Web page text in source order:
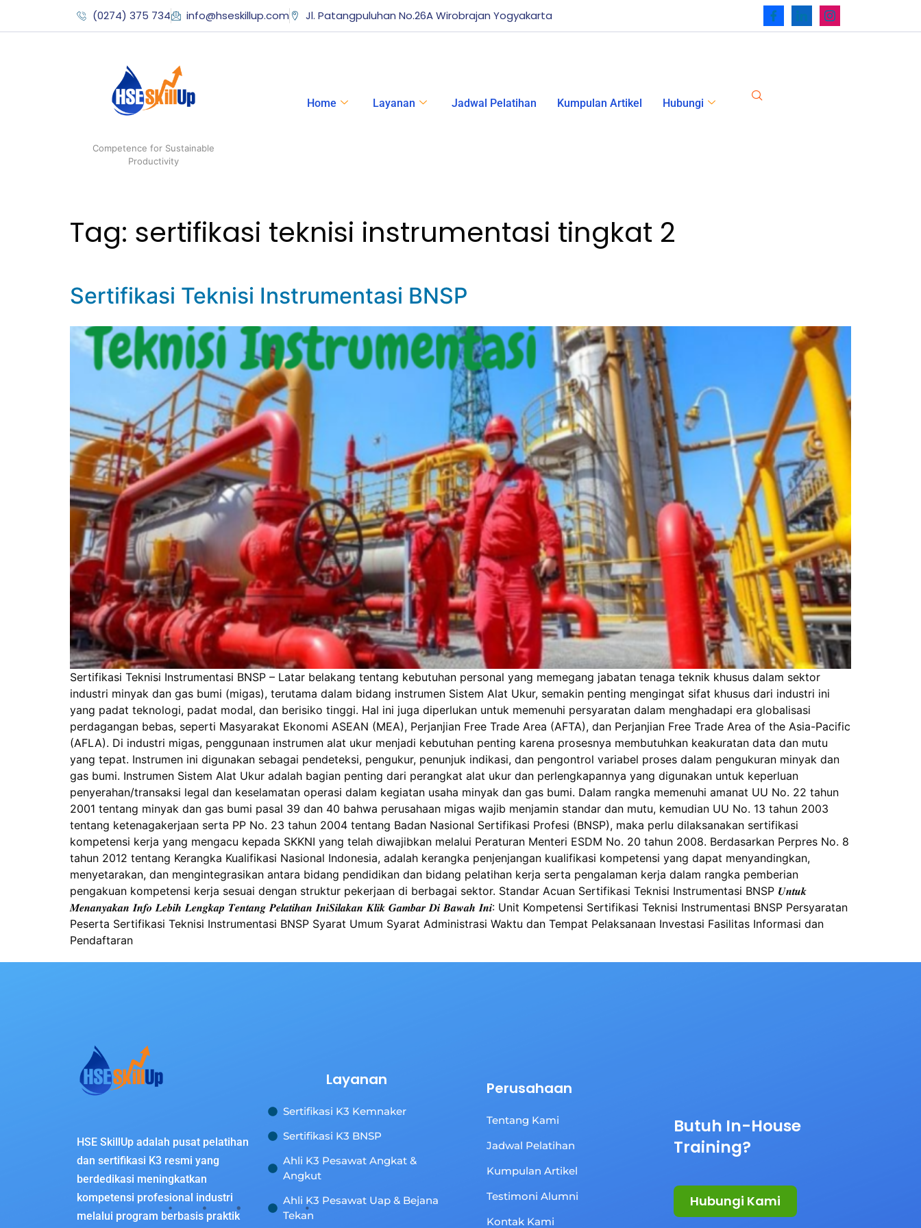
(0274) 375 734 info@hseskillup.com Jl. Patangpuluhan No.26A Wirobrajan Yogyakarta
Competence for Sustainable
Productivity
Home Layanan Jadwal Pelatihan Kumpulan Artikel Hubungi
Tag: sertifikasi teknisi instrumentasi tingkat 2
Sertifikasi Teknisi Instrumentasi BNSP
Sertifikasi Teknisi Instrumentasi BNSP – Latar belakang tentang kebutuhan personal yang memegang jabatan tenaga teknik khusus dalam sektor
industri minyak dan gas bumi (migas), terutama dalam bidang instrumen Sistem Alat Ukur, semakin penting mengingat sifat khusus dari industri ini
yang padat teknologi, padat modal, dan berisiko tinggi. Hal ini juga diperlukan untuk memenuhi persyaratan dalam menghadapi era globalisasi
perdagangan bebas, seperti Masyarakat Ekonomi ASEAN (MEA), Perjanjian Free Trade Area (AFTA), dan Perjanjian Free Trade Area of the Asia-Pacific
(AFLA). Di industri migas, penggunaan instrumen alat ukur menjadi kebutuhan penting karena prosesnya membutuhkan keakuratan data dan mutu
yang tepat. Instrumen ini digunakan sebagai pendeteksi, pengukur, penunjuk indikasi, dan pengontrol variabel proses dalam pengukuran minyak dan
gas bumi. Instrumen Sistem Alat Ukur adalah bagian penting dari perangkat alat ukur dan perlengkapannya yang digunakan untuk keperluan
penyerahan/transaksi legal dan keselamatan operasi dalam kegiatan usaha minyak dan gas bumi. Dalam rangka memenuhi amanat UU No. 22 tahun
2001 tentang minyak dan gas bumi pasal 39 dan 40 bahwa perusahaan migas wajib menjamin standar dan mutu, kemudian UU No. 13 tahun 2003
tentang ketenagakerjaan serta PP No. 23 tahun 2004 tentang Badan Nasional Sertifikasi Profesi (BNSP), maka perlu dilaksanakan sertifikasi
kompetensi kerja yang mengacu kepada SKKNI yang telah diwajibkan melalui Peraturan Menteri ESDM No. 20 tahun 2008. Berdasarkan Perpres No. 8
tahun 2012 tentang Kerangka Kualifikasi Nasional Indonesia, adalah kerangka penjenjangan kualifikasi kompetensi yang dapat menyandingkan,
menyetarakan, dan mengintegrasikan antara bidang pendidikan dan bidang pelatihan kerja serta pengalaman kerja dalam rangka pemberian
pengakuan kompetensi kerja sesuai dengan struktur pekerjaan di berbagai sektor. Standar Acuan Sertifikasi Teknisi Instrumentasi BNSP 𝑼𝒏𝒕𝒖𝒌
𝑴𝒆𝒏𝒂𝒏𝒚𝒂𝒌𝒂𝒏 𝑰𝒏𝒇𝒐 𝑳𝒆𝒃𝒊𝒉 𝑳𝒆𝒏𝒈𝒌𝒂𝒑 𝑻𝒆𝒏𝒕𝒂𝒏𝒈 𝑷𝒆𝒍𝒂𝒕𝒊𝒉𝒂𝒏 𝑰𝒏𝒊𝑺𝒊𝒍𝒂𝒌𝒂𝒏 𝑲𝒍𝒊𝒌 𝑮𝒂𝒎𝒃𝒂𝒓 𝑫𝒊 𝑩𝒂𝒘𝒂𝒉 𝑰𝒏𝒊: Unit Kompetensi Sertifikasi Teknisi Instrumentasi BNSP Persyaratan
Peserta Sertifikasi Teknisi Instrumentasi BNSP Syarat Umum Syarat Administrasi Waktu dan Tempat Pelaksanaan Investasi Fasilitas Informasi dan
Pendaftaran
HSE SkillUp adalah pusat pelatihan
dan sertifikasi K3 resmi yang
berdedikasi meningkatkan
kompetensi profesional industri
melalui program berbasis praktik
Layanan
Sertifikasi K3 Kemnaker
Sertifikasi K3 BNSP
Ahli K3 Pesawat Angkat &
Angkut
Ahli K3 Pesawat Uap & Bejana
Tekan
Perusahaan
Tentang Kami
Jadwal Pelatihan
Kumpulan Artikel
Testimoni Alumni
Kontak Kami
Butuh In-House
Training?
Hubungi Kami